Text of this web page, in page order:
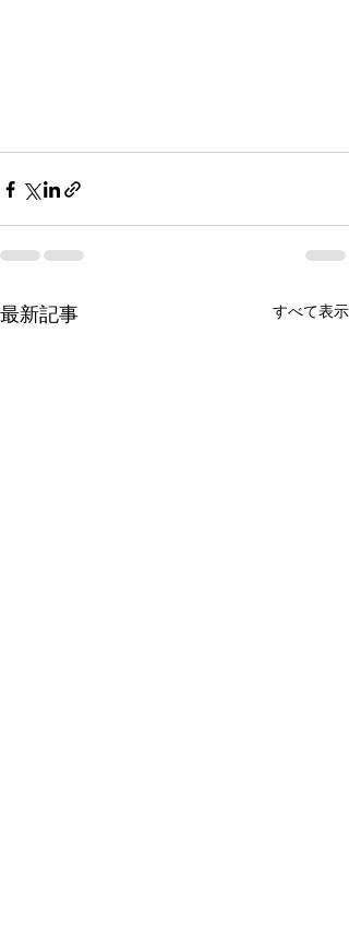
最新記事 すべて表示